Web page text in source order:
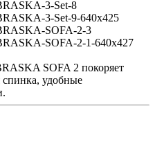
SOFA 2 покоряет
удобные